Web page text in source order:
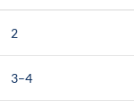
2
3–4